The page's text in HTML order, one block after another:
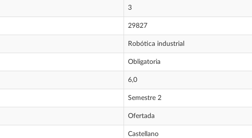
3
29827
Robótica industrial
Obligatoria
6,0
Semestre 2
Ofertada
Castellano